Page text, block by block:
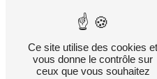
** Les données
dans le seul but
Vous disposez de
d’une autorité de
l'adresse
Ce site utilise des cookies et
vous donne le contrôle sur
ceux que vous souhaitez